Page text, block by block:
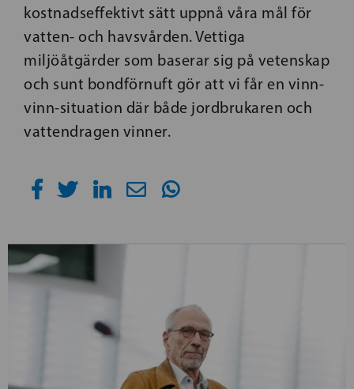
kostnadseffektivt sätt uppnå våra mål för
vatten- och havsvården. Vettiga
miljöåtgärder som baserar sig på vetenskap
och sunt bondförnuft gör att vi får en vinn-
vinn-situation där både jordbrukaren och
vattendragen vinner.